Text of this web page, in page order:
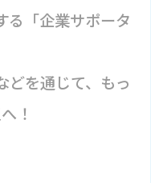
る「企業サポータ
どを通じて、もっ
！